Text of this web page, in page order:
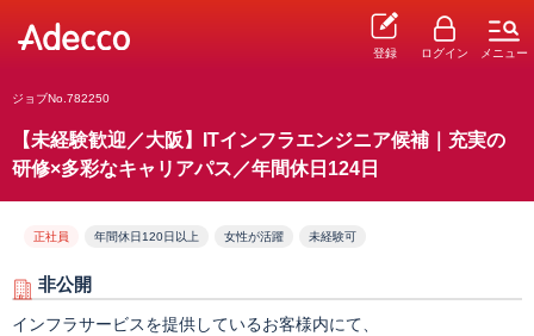
登録 ログイン メニュー
ジョブNo.782250
【未経験歓迎／大阪】ITインフラエンジニア候補｜充実の
研修×多彩なキャリアパス／年間休日124日
正社員 年間休日120日以上 女性が活躍 未経験可
非公開
インフラサービスを提供しているお客様内にて、